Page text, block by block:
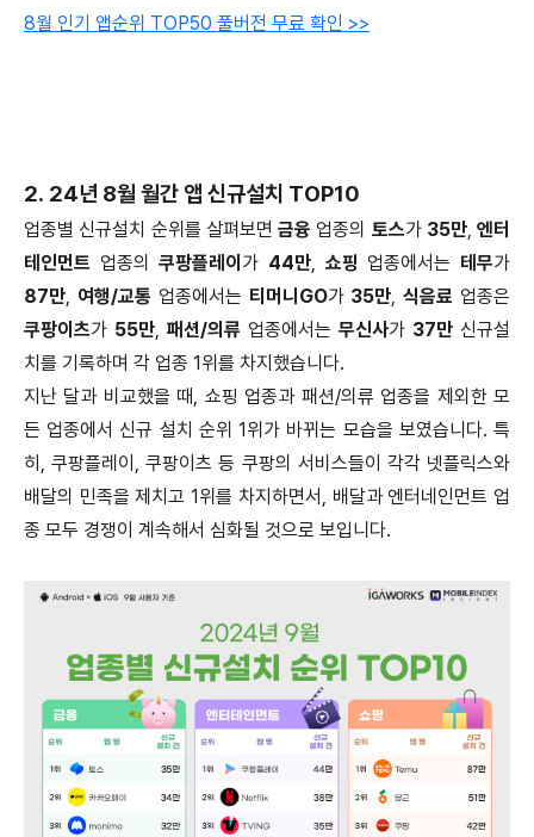
8월 인기 앱순위 TOP50 풀버전 무료 확인 >>
2. 24년 8월 월간 앱 신규설치 TOP10
업종별 신규설치 순위를 살펴보면 금융 업종의 토스가 35만, 엔터
테인먼트 업종의쿠팡플레이 가 44만 쇼핑 업종에서는 테무가
87만 여행/교통 업종에서는 티머니GO가35만 ,식음료 업종은
쿠팡이츠가 55만 패션/의류 업종에서는 무신사가 37만 신규설
치를 기록하며 각 업종 1위를 차지했습니다.
지난 달과 비교했을 때, 쇼핑 업종과 패션/의류 업종을 제외한 모
든 업종에서 신규 설치 순위 1위가 바뀌는 모습을 보였습니다. 특
히, 쿠팡플레이, 쿠팡이츠 등 쿠팡의 서비스들이 각각 넷플릭스와
배달의 민족을 제치고 1위를 차지하면서, 배달과 엔터네인먼트 업
종 모두 경쟁이 계속해서 심화될 것으로 보입니다.